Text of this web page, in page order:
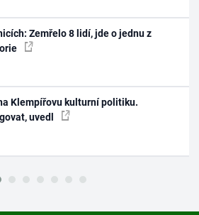
Zemřelo 8 lidí, jde o jednu z
Klempířovu kulturní politiku.
uvedl